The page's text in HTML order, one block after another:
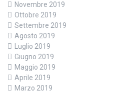
Novembre 2019
Ottobre 2019
Settembre 2019
Agosto 2019
Luglio 2019
Giugno 2019
Maggio 2019
Aprile 2019
Marzo 2019